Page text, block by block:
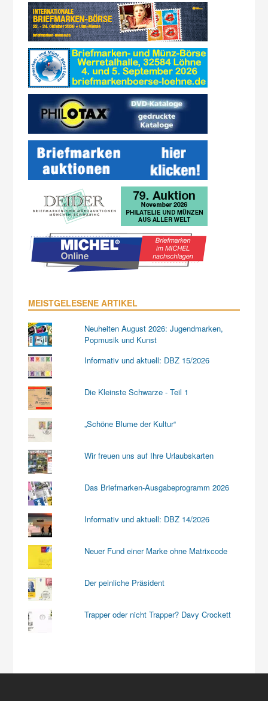
MEISTGELESENE ARTIKEL
Neuheiten August 2026: Jugendmarken,
Popmusik und Kunst
Informativ und aktuell: DBZ 15/2026
Die Kleinste Schwarze - Teil 1
„Schöne Blume der Kultur“
Wir freuen uns auf Ihre Urlaubskarten
Das Briefmarken-Ausgabeprogramm 2026
Informativ und aktuell: DBZ 14/2026
Neuer Fund einer Marke ohne Matrixcode
Der peinliche Präsident
Trapper oder nicht Trapper? Davy Crockett